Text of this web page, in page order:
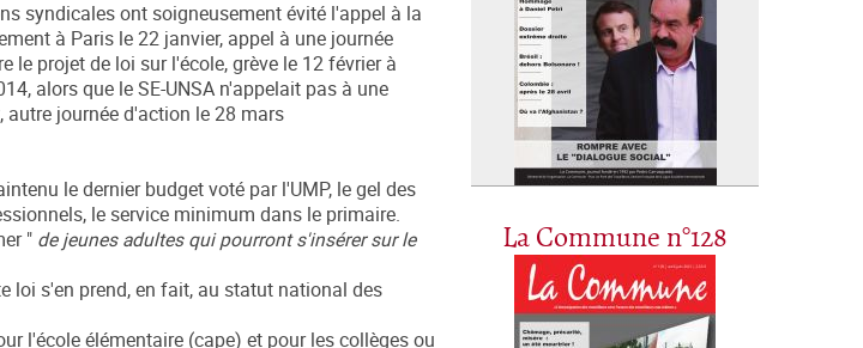
La Commune n°128
syndicales ont soigneusement évité l'appel à la
à Paris le 22 janvier, appel à une journée
projet de loi sur l'école, grève le 12 février à
alors que le SE-UNSA n'appelait pas à une
journée d'action le 28 mars
le dernier budget voté par l'UMP, le gel des
le service minimum dans le primaire.
" de jeunes adultes qui pourront s'insérer sur le
loi s'en prend, en fait, au statut national des
l'école élémentaire (cape) et pour les collèges ou